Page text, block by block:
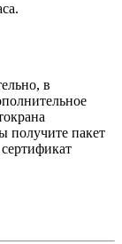
в
получите пакет